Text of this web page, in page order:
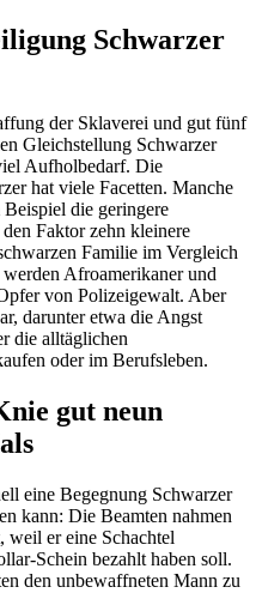
Schwarzer
der Sklaverei und gut fünf
Gleichstellung Schwarzer
Aufholbedarf. Die
hat viele Facetten. Manche
die geringere
Faktor zehn kleinere
Familie im Vergleich
Afroamerikaner und
von Polizeigewalt. Aber
darunter etwa die Angst
die alltäglichen
oder im Berufsleben.
gut neun
eine Begegnung Schwarzer
kann: Die Beamten nahmen
weil er eine Schachtel
Schein bezahlt haben soll.
den unbewaffneten Mann zu